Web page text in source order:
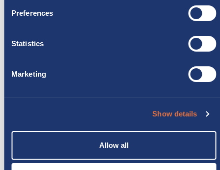
Preferences
Statistics
Marketing
Show details
Allow all
ONDE ESTAMOS